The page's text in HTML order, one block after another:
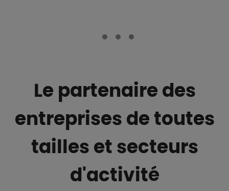
Le partenaire des
entreprises de toutes
tailles et secteurs
d'activité